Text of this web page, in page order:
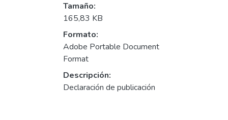
Tamaño:
165,83 KB
Formato:
Adobe Portable Document
Format
Descripción:
Declaración de publicación